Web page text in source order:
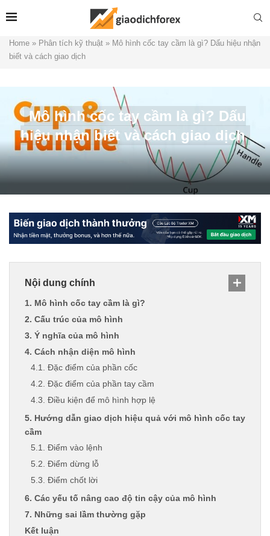
Home » Phân tích kỹ thuật » Mô hình cốc tay cầm là gì? Dấu hiệu nhận
biết và cách giao dịch
Mô hình cốc tay cầm là gì? Dấu
hiệu nhận biết và cách giao dịch
Nội dung chính
1. Mô hình cốc tay cầm là gì?
2. Cấu trúc của mô hình
3. Ý nghĩa của mô hình
4. Cách nhận diện mô hình
4.1. Đặc điểm của phần cốc
4.2. Đặc điểm của phần tay cầm
4.3. Điều kiện để mô hình hợp lệ
5. Hướng dẫn giao dịch hiệu quả với mô hình cốc tay
cầm
5.1. Điểm vào lệnh
5.2. Điểm dừng lỗ
5.3. Điểm chốt lời
6. Các yếu tố nâng cao độ tin cậy của mô hình
7. Những sai lầm thường gặp
Kết luận